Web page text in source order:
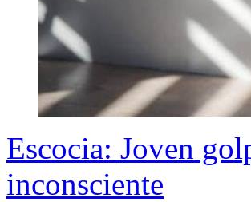
Escocia: Joven
inconsciente